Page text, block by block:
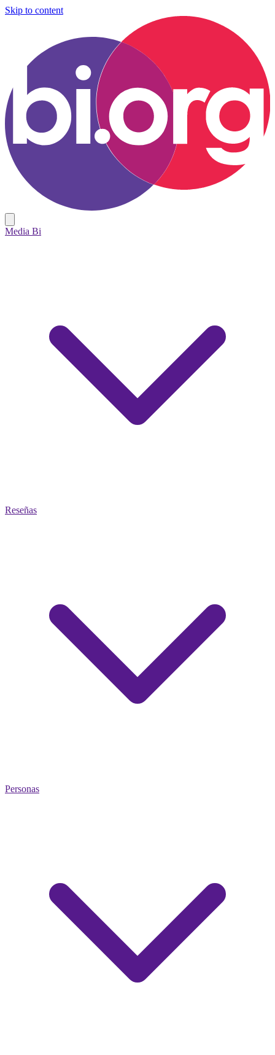
Skip to content
Media Bi
Reseñas
Personas